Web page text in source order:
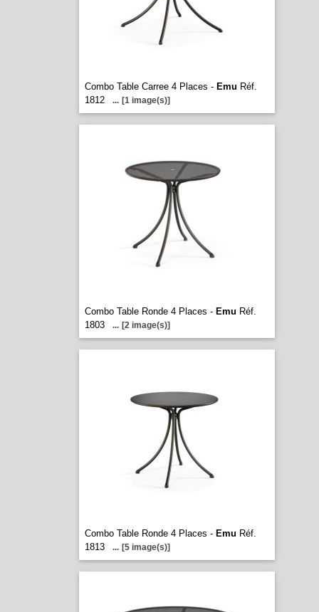
Combo Table Carree 4 Places - Emu Réf.
1812
... [1 image(s)]
Combo Table Ronde 4 Places - Emu Réf.
1803
... [2 image(s)]
Combo Table Ronde 4 Places - Emu Réf.
1813
... [5 image(s)]